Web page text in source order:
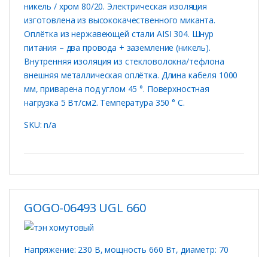
никель / хром 80/20. Электрическая изоляция
изготовлена ​​из высококачественного миканта.
Оплётка из нержавеющей стали AISI 304. Шнур
питания – два провода + заземление (никель).
Внутренняя изоляция из стекловолокна/тефлона
внешняя металлическая оплётка. Длина кабеля 1000
мм, приварена под углом 45 °. Поверхностная
нагрузка 5 Вт/см2. Температура 350 ° C.
SKU: n/a
GOGO-06493 UGL 660
Напряжение: 230 В, мощность 660 Вт, диаметр: 70